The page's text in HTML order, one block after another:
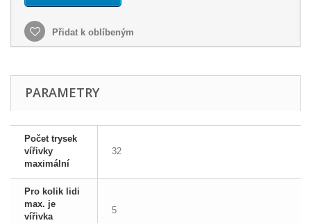
Přidat k oblíbeným
PARAMETRY
Počet trysek
vířivky
maximální
32
Pro kolik lidi
max. je
vířivka
5